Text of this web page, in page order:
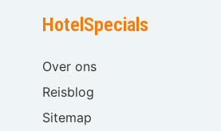
HotelSpecials
Over ons
Reisblog
Sitemap